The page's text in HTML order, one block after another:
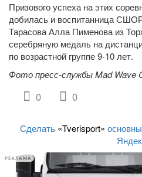
Призового успеха на этих
добилась и воспитанница
Тарасова Алла Пименова из
серебряную медаль на
по возрастной группе 9-10 лет.
Фото пресс-службы Mad Wave
0 0
Сделать «Tverisport»
РЕКЛАМА